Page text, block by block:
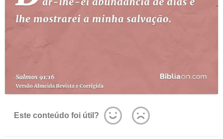
Este conteúdo foi útil?